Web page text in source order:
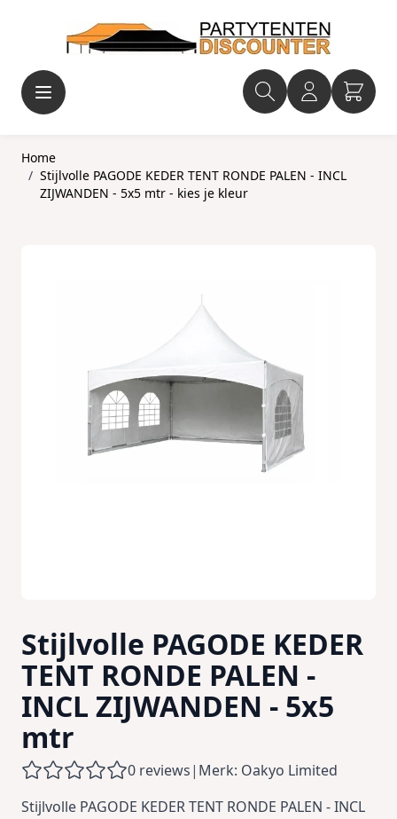
Home
/ Stijlvolle PAGODE KEDER TENT RONDE PALEN - INCL
ZIJWANDEN - 5x5 mtr - kies je kleur
Stijlvolle PAGODE KEDER
TENT RONDE PALEN -
INCL ZIJWANDEN - 5x5
mtr
0 reviews| Merk: Oakyo Limited
Stijlvolle PAGODE KEDER TENT RONDE PALEN - INCL